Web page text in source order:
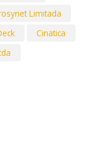
Limitada
Cinatica